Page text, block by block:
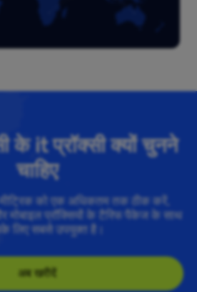
के it प्रॉक्सी क्यों चुनने
चाहिए
को एक अधिकतम तक ठीक करें,
मोबाइल प्रॉक्सियों के टैरिफ पैकेज के साथ
लिए सबसे उपयुक्त है।
अब खरीदें